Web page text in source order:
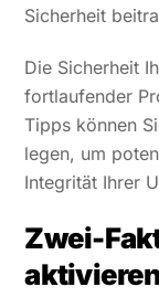
Sicherheit
Die Sicherheit
fortlaufender
Tipps können
legen, um
Integrität Ihrer
Zwei-